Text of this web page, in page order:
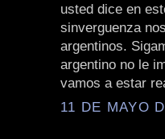
usted dice en
sinverguenza
argentinos.
argentino no le
vamos a estar
11 DE MAYO